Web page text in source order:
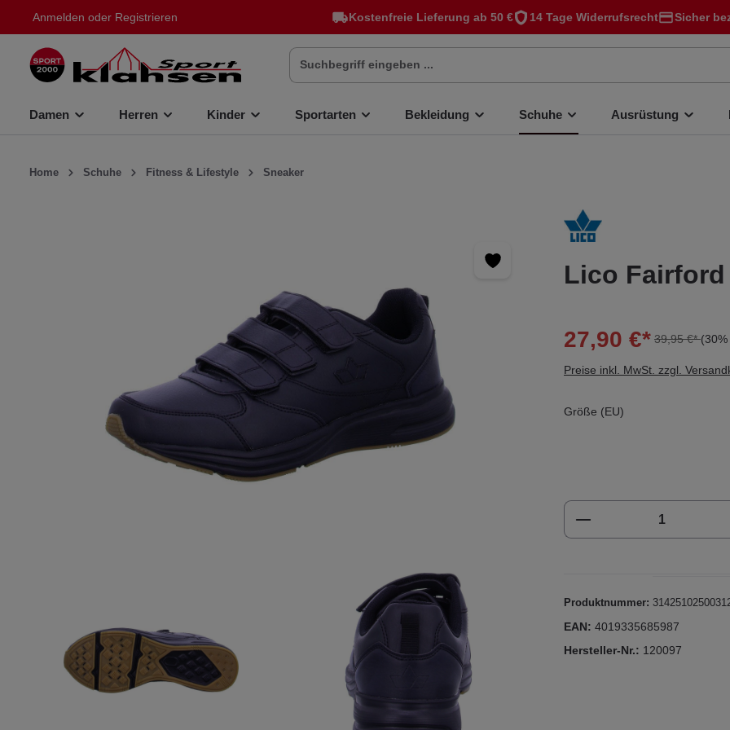
springen Kostenfreie Lieferung ab 50 € 14 Tage Widerrufsrecht Sicher
Anmelden oder Registrieren
Damen Herren Kinder Sportarten Bekleidung Schuhe Ausrüstung
Home Schuhe Fitness & Lifestyle Sneaker
Lico Fairford
27,90 €* 39,95 €*
Preise inkl. MwSt. zzgl.
Größe (EU)
Produkt Anzahl:
Produktnummer:
EAN: 4019335685987
Hersteller-Nr.: 120097